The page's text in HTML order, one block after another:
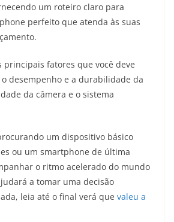
um roteiro claro para
perfeito que atenda às suas
principais fatores que você deve
desempenho e a durabilidade da
da câmera e o sistema
um dispositivo básico
ou um smartphone de última
o ritmo acelerado do mundo
a tomar uma decisão
leia até o final verá que valeu a